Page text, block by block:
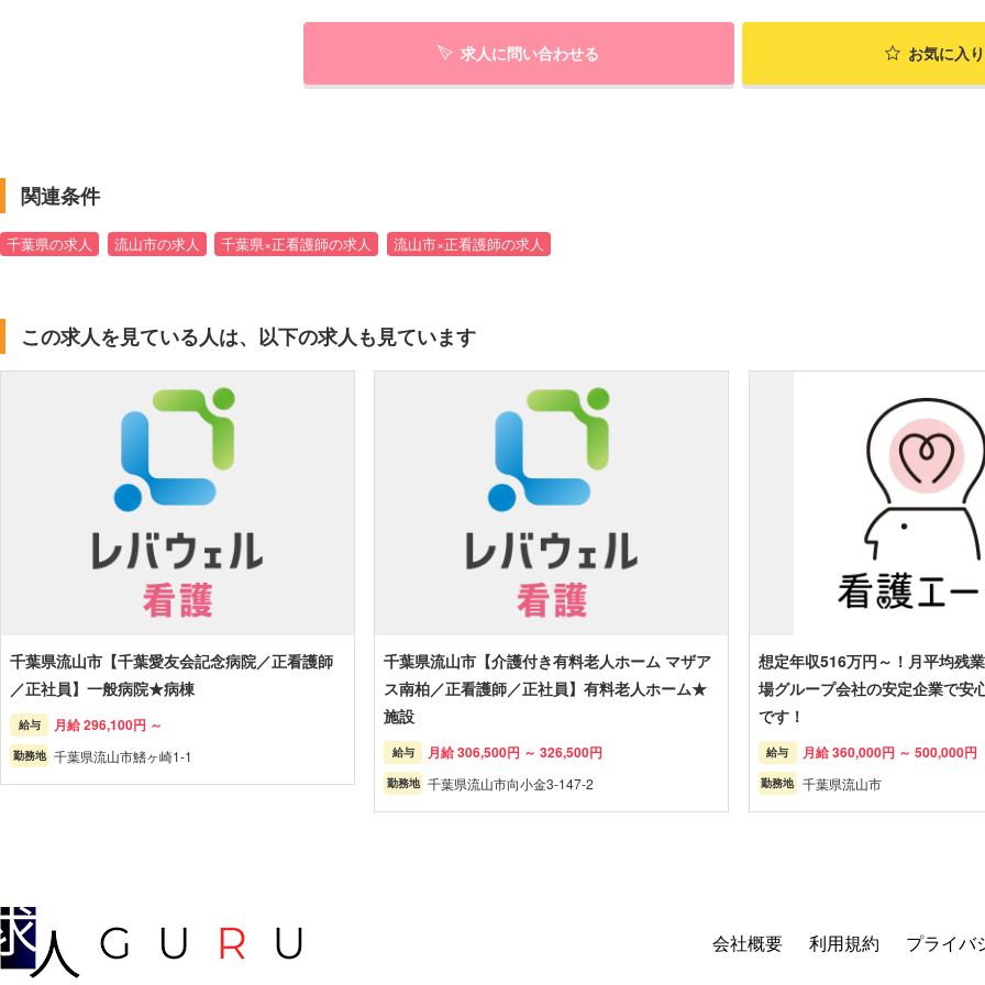
求人に問い合わせる お気に入
関連条件
千葉県の求人 流山市の求人 千葉県×正看護師の求人 流山市×正看護師の求人
この求人を見ている人は、以下の求人も見ています
千葉県流山市【千葉愛友会記念病院／正看護師
／正社員】一般病院★病棟
給与 月給 296,100円 ～
勤務地 千葉県流山市鰭ヶ崎1-1
千葉県流山市【介護付き有料老人ホーム マザア
ス南柏／正看護師／正社員】有料老人ホーム★
施設
給与 月給 306,500円 ～ 326,500円
勤務地 千葉県流山市向小金3-147-2
想定年収516万円～！月平均残
場グループ会社の安定企業で安
です！
給与 月給 360,000円 ～ 500,000円
勤務地 千葉県流山市
会社概要 利用規約 プライバ